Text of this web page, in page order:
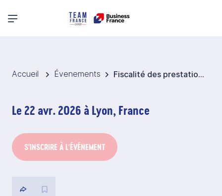
Menu principal
Accueil Évenements Fiscalité des prestations de services à l'international
Le 22 avr. 2026 à Lyon, France
S'INSCRIRE À L'ÉVÉNEMENT